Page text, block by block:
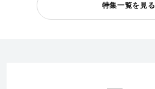
特集一覧を見る